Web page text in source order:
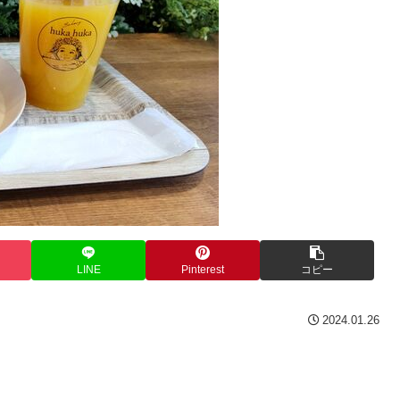
LINE Pinterest コピー
2024.01.26